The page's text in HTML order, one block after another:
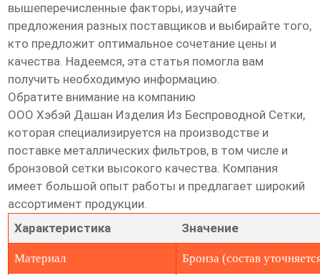
вышеперечисленные факторы, изучайте
предложения разных поставщиков и выбирайте того,
кто предложит оптимальное сочетание цены и
качества. Надеемся, эта статья помогла вам
получить необходимую информацию.
Обратите внимание на компанию
ООО Хэбэй Дашан Изделия Из Беспроводной Сетки,
которая специализируется на производстве и
поставке металлических фильтров, в том числе и
бронзовой сетки высокого качества. Компания
имеет большой опыт работы и предлагает широкий
ассортимент продукции.
Характеристика
Значение
Материал Бронза (состав